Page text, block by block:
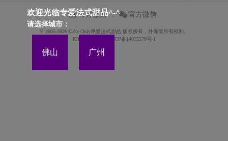
欢迎光临专爱法式甜品^-^
请选择城市：
佛山 广州
官方微博 官方微信
© 2005-2026 Cake Only專愛法式甜品 版权所有，并保留所有权利。
ICP备案证书号:粤ICP备14015570号-1